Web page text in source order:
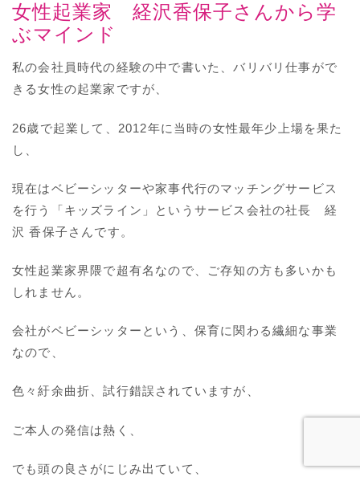
女性起業家 経沢香保子さんから学
ぶマインド
私の会社員時代の経験の中で書いた、バリバリ仕事がで
きる女性の起業家ですが、
26歳で起業して、2012年に当時の女性最年少上場を果た
し、
現在はベビーシッターや家事代行のマッチングサービス
を行う「キッズライン」というサービス会社の社長 経
沢 香保子さんです。
女性起業家界隈で超有名なので、ご存知の方も多いかも
しれません。
会社がベビーシッターという、保育に関わる繊細な事業
なので、
色々紆余曲折、試行錯誤されていますが、
ご本人の発信は熱く、
でも頭の良さがにじみ出ていて、